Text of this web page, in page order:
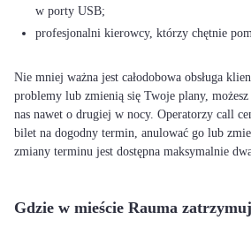
w porty USB;
profesjonalni kierowcy, którzy chętnie
Nie mniej ważna jest całodobowa obsługa
problemy lub zmienią się Twoje plany,
nas nawet o drugiej w nocy. Operatorzy call
bilet na dogodny termin, anulować go lub
zmiany terminu jest dostępna maksymalnie
Gdzie w mieście Rauma